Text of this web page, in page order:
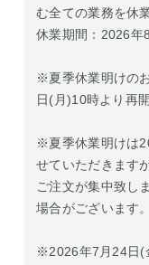
む全ての業務を休
休業期間：2026年
※夏季休業明けの
日(月)10時より再
※夏季休業明けは
せていただきますが
ご注文が集中致し
場合がございます。
※2026年7月24日(